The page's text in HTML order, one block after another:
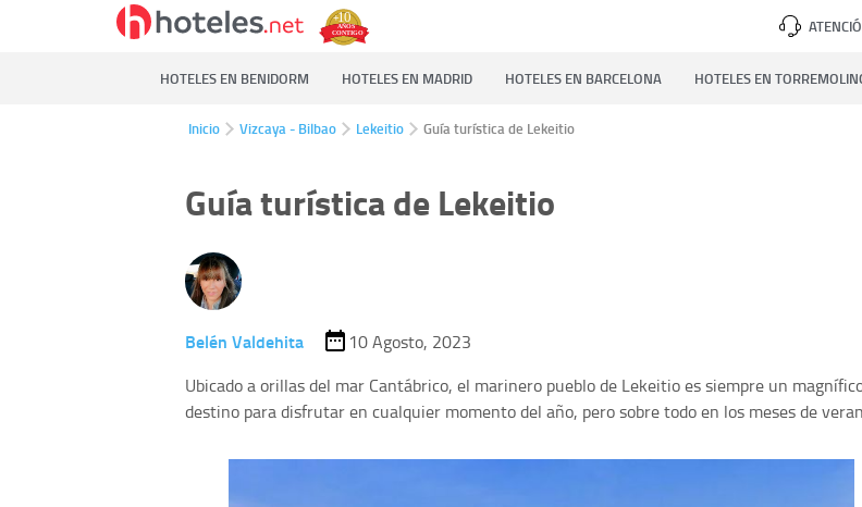
HOTELES EN BENIDORM HOTELES EN MADRID HOTELES EN BARCELONA HOTELES EN
Inicio Vizcaya - Bilbao Lekeitio Guía turística de Lekeitio
Guía turística de Lekeitio
Belén Valdehita
10 Agosto, 2023
Ubicado a orillas del mar Cantábrico, el marinero pueblo de Lekeitio es siempre un
destino para disfrutar en cualquier momento del año, pero sobre todo en los meses de